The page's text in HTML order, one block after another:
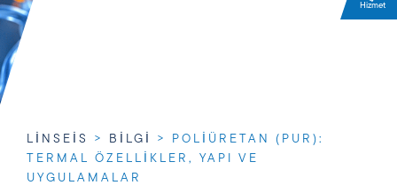
LINSEIS > BILGI > POLIÜRETAN (PUR):
TERMAL ÖZELLIKLER, YAPI VE
UYGULAMALAR
Hizmet